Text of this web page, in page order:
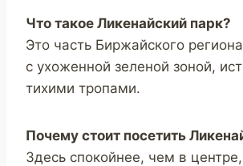
Что такое Ликенайский парк?
Это часть Биржайского
с ухоженной зеленой зоной,
тихими тропами.
Почему стоит посетить
Здесь спокойнее, чем в